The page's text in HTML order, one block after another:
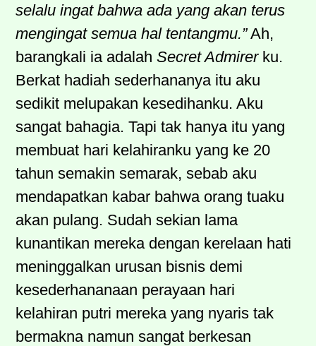
selalu ingat bahwa ada yang akan terus
mengingat semua hal tentangmu.”Ah,
barangkali ia adalah Secret Admirer ku.
Berkat hadiah sederhananya itu aku
sedikit melupakan kesedihanku. Aku
sangat bahagia. Tapi tak hanya itu yang
membuat hari kelahiranku yang ke 20
tahun semakin semarak, sebab aku
mendapatkan kabar bahwa orang tuaku
akan pulang. Sudah sekian lama
kunantikan mereka dengan kerelaan hati
meninggalkan urusan bisnis demi
kesederhananaan perayaan hari
kelahiran putri mereka yang nyaris tak
bermakna namun sangat berkesan